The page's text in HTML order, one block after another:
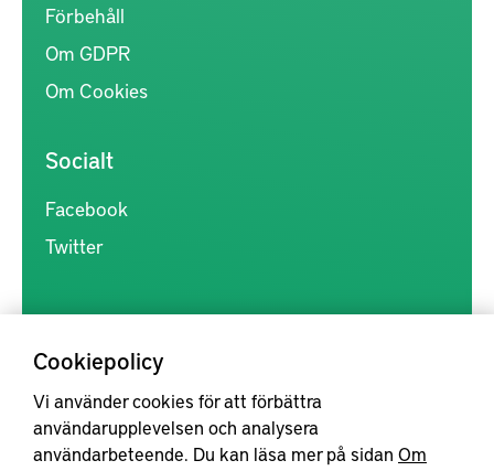
Cookiepolicy
Vi använder cookies för att förbättra
användarupplevelsen och analysera
användarbeteende. Du kan läsa mer på sidan Om
Förbehåll
Om GDPR
Om Cookies
Socialt
Facebook
Twitter
Kunskapsförmedlingen är en samlingsplats för svensk forskning
inom produkt- och produktionsutveckling, med syftet att göra
forskningsresultat mer tillgängliga för industrin, samt att stärka